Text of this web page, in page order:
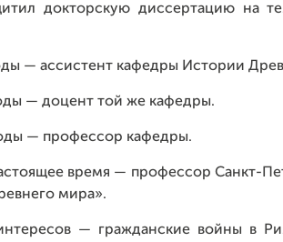
докторскую диссертацию на
— ассистент кафедры Истории
— доцент той же кафедры.
— профессор кафедры.
время — профессор Санкт-
мира».
— гражданские войны в